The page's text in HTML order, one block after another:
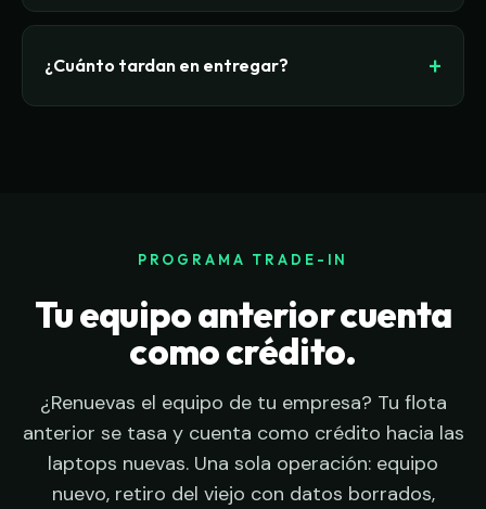
recientes (3-5 años) de marcas corporativas, el
De 6 meses, ampliable hasta 36 meses según el
programa y el equipo, contra fallas de hardware
no causadas por el usuario. Si algo falla, lo
reemplazamos por un equipo idéntico o similar en
¿Cuánto tardan en entregar?
PROGRAMA TRADE-IN
Tu equipo anterior cuenta
como crédito.
¿Renuevas el equipo de tu empresa? Tu flota
anterior se tasa y cuenta como crédito hacia las
laptops nuevas. Una sola operación: equipo
nuevo, retiro del viejo con datos borrados,